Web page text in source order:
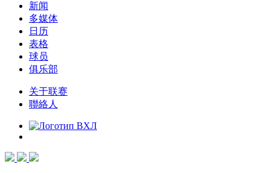
新闻
多媒体
日历
表格
球员
俱乐部
关于联赛
聯絡人